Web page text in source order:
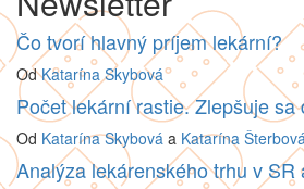
Čo tvorí hlavný príjem lekární?
OdKatarína Skybová
Počet lekární rastie. Zlepšuje sa
Od Katarína Skybová a Katarína
Analýza lekárenského trhu v SR